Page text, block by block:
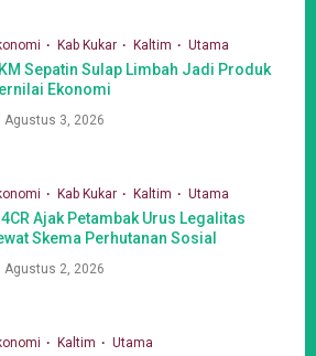
Kab Kukar Kaltim Utama
Sepatin Sulap Limbah Jadi Produk
Ekonomi
Agustus 3, 2026
Kab Kukar Kaltim Utama
Ajak Petambak Urus Legalitas
Skema Perhutanan Sosial
Agustus 2, 2026
Kaltim Utama